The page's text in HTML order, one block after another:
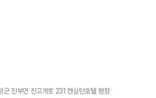
군 진부면 진고개로 231 켄싱턴호텔 평창